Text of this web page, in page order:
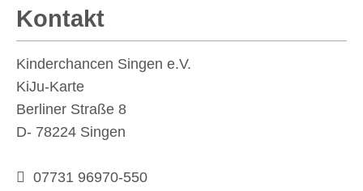
Kontakt
Kinderchancen Singen e.V.
KiJu-Karte
Berliner Straße 8
D- 78224 Singen
07731 96970-550